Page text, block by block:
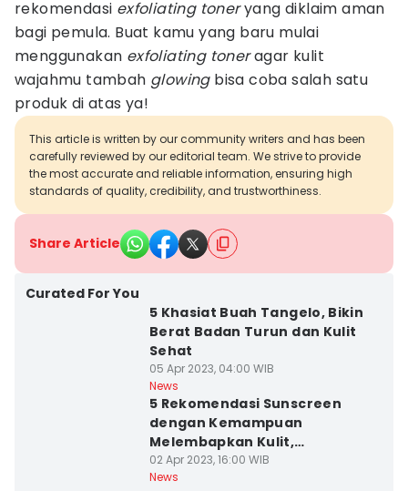
rekomendasi exfoliating toneryang diklaim aman
bagi pemula. Buat kamu yang baru mulai
menggunakan exfoliating toneragar kulit
wajahmu tambah glowingbisa coba salah satu
produk di atas ya!
This article is written by our community writers and has been
carefully reviewed by our editorial team. We strive to provide
the most accurate and reliable information, ensuring high
standards of quality, credibility, and trustworthiness.
Share Article
Curated For You
5 Khasiat Buah Tangelo, Bikin
Berat Badan Turun dan Kulit
Sehat
05 Apr 2023, 04:00 WIB
News
5 Rekomendasi Sunscreen
dengan Kemampuan
Melembapkan Kulit,
Terjangkau
02 Apr 2023, 16:00 WIB
News